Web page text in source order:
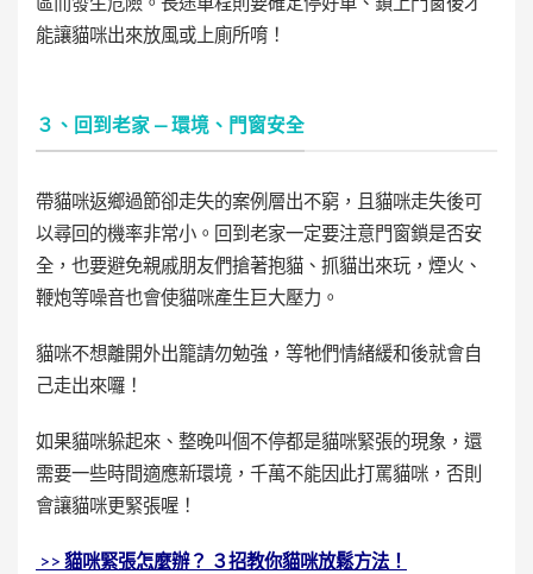
能讓貓咪出來放風或上廁所唷！
３、回到老家 — 環境、門窗安全
帶貓咪返鄉過節卻走失的案例層出不窮，且貓咪走失後可
以尋回的機率非常小。回到老家一定要注意門窗鎖是否安
全，也要避免親戚朋友們搶著抱貓、抓貓出來玩，煙火、
鞭炮等噪音也會使貓咪產生巨大壓力。
貓咪不想離開外出籠請勿勉強，等牠們情緒緩和後就會自
己走出來囉！
如果貓咪躲起來、整晚叫個不停都是貓咪緊張的現象，還
需要一些時間適應新環境，千萬不能因此打罵貓咪，否則
會讓貓咪更緊張喔！
>> 貓咪緊張怎麼辦？ ３招教你貓咪放鬆方法！